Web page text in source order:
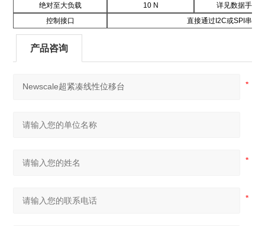
绝对至大负载
10 N
详见数据手册
控制接口
直接通过I2C或SPI串口
产品咨询